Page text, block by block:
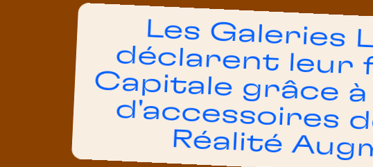
Les Galeries
déclarent leur
Capitale grâce à
d'accessoires
Réalité